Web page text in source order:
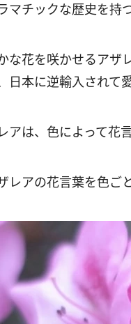
マチックな歴史を持
な花を咲かせるアザ
日本に逆輸入されて
アは、色によって花
レアの花言葉を色ご